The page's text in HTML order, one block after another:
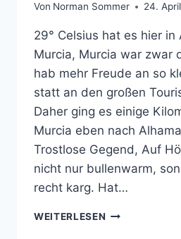
Von Norman Sommer 24.
29° Celsius hat es hier in
Murcia, Murcia war zwar
hab mehr Freude an so
statt an den großen
Daher ging es einige
Murcia eben nach
Trostlose Gegend, Auf
nicht nur bullenwarm,
recht karg. Hat…
WEITERLESEN ALHAMA